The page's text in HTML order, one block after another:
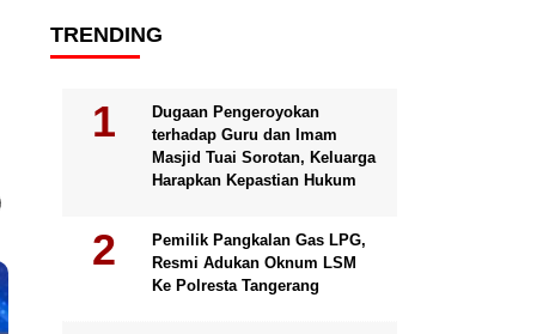
TRENDING
Dugaan Pengeroyokan
terhadap Guru dan Imam
Masjid Tuai Sorotan, Keluarga
Harapkan Kepastian Hukum
Pemilik Pangkalan Gas LPG,
Resmi Adukan Oknum LSM
Ke Polresta Tangerang